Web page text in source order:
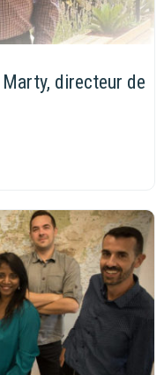
directeur de